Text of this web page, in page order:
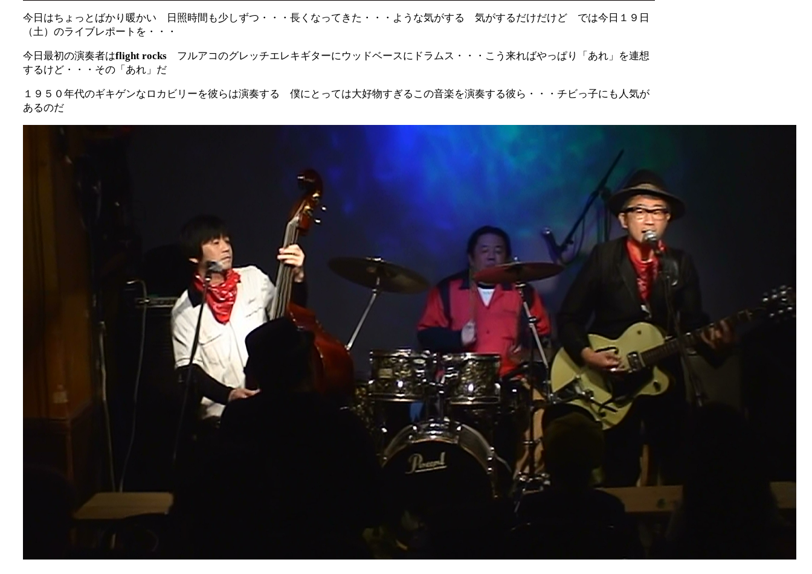
今日はちょっとばかり暖かい 日照時間も少しずつ・・・長くなってきた・・・ような気がする 気がするだけだけど では今日１９日
（土）のライブレポートを・・・
今日最初の演奏者はflight rocks フルアコのグレッチエレキギターにウッドベースにドラムス・・・こう来ればやっぱり「あれ」を連想
するけど・・・その「あれ」だ
１９５０年代のギキゲンなロカビリーを彼らは演奏する 僕にとっては大好物すぎるこの音楽を演奏する彼ら・・・チビっ子にも人気が
あるのだ